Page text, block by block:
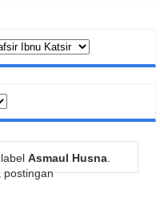
Asmaul Husna.
postingan